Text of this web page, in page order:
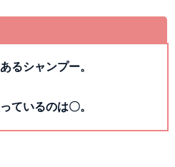
るシャンプー。
ているのは〇。